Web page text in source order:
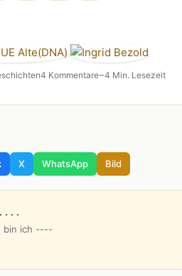
4 Kommentare~4 Min. Lesezeit
X WhatsApp Bild
. . .
bin ich ----